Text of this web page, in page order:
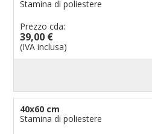
Stamina di poliestere
Prezzo cda:
39,00 €
(IVA inclusa)
40x60 cm
Stamina di poliestere